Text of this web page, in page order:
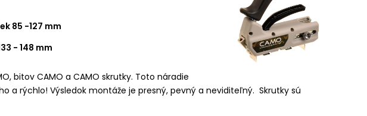
85 -127 mm
- 148 mm
bitov CAMO a CAMO skrutky. Toto náradie
a rýchlo! Výsledok montáže je presný, pevný a neviditeľný. Skrutky sú